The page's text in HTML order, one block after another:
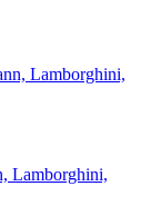
Lamborghini,